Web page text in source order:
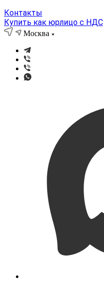
Контакты
Купить как юрлицо с НДС
Москва